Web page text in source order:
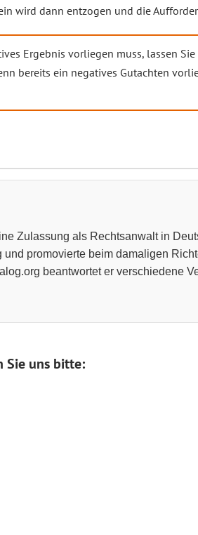
wird dann entzogen und die
Ergebnis vorliegen muss, lassen
bereits ein negatives Gutachten
Zulassung als Rechtsanwalt in
promovierte beim damaligen
beantwortet er verschiedene
Sie uns bitte: